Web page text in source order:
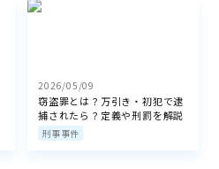
2026/05/09
窃盗罪とは？万引き・初犯で逮
捕されたら？定義や刑罰を解説
刑事事件